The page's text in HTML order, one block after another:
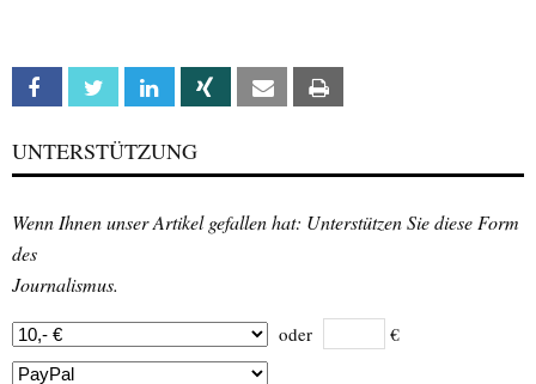
Facebook Twitter Linkedin Xing Email
UNTERSTÜTZUNG
Wenn Ihnen unser Artikel gefallen hat: Unterstützen Sie diese Form
des
Journalismus.
oder €